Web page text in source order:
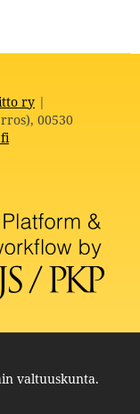
ry|
00530
valtuuskunta.